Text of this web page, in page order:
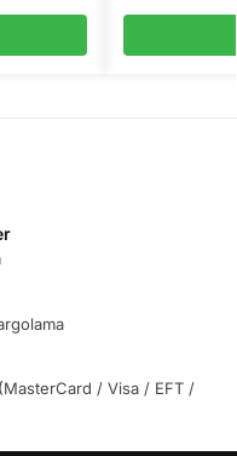
/ Visa / EFT /